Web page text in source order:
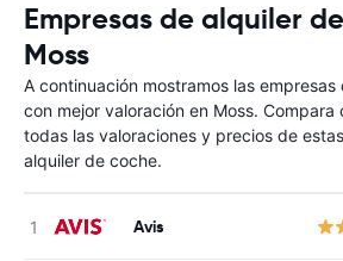
Empresas de alquiler
Moss
A continuación mostramos las
con mejor valoración en Moss. Compara
todas las valoraciones y precios de
alquiler de coche.
Avis